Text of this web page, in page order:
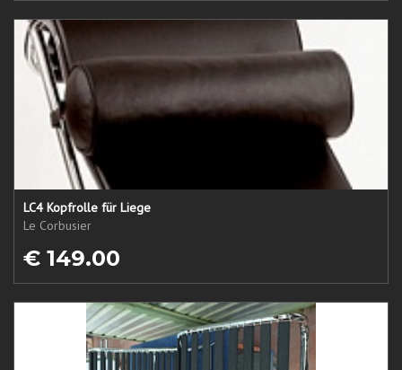
LC4 Kopfrolle für Liege
Le Corbusier
€ 149.00